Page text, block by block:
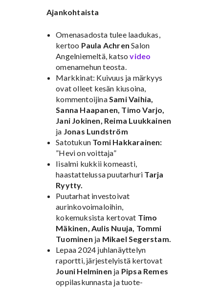
Ajankohtaista
Omenasadosta tulee laadukas,
kertoo Paula Achren Salon
Angelniemeltä, katsovideo
omenamehun teosta.
Markkinat: Kuivuus ja märkyys
ovat olleet kesän kiusoina,
kommentoijinaSami Vaihia,
Sanna Haapanen, Timo Varjo,
Jani Jokinen, Reima Luukkainen
ja Jonas Lundström
Satotukun Tomi Hakkarainen:
”Hevi on voittaja”
Iisalmi kukkii komeasti,
haastattelussa puutarhuri Tarja
Ryytty.
Puutarhat investoivat
aurinkovoimaloihin,
kokemuksista kertovat Timo
Mäkinen, Aulis Nuuja, Tommi
Tuominen ja Mikael Segerstam.
Lepaa 2024 juhlanäyttelyn
raportti, järjestelyistä kertovat
Jouni Helminen ja Pipsa Remes
oppilaskunnasta ja tuote-